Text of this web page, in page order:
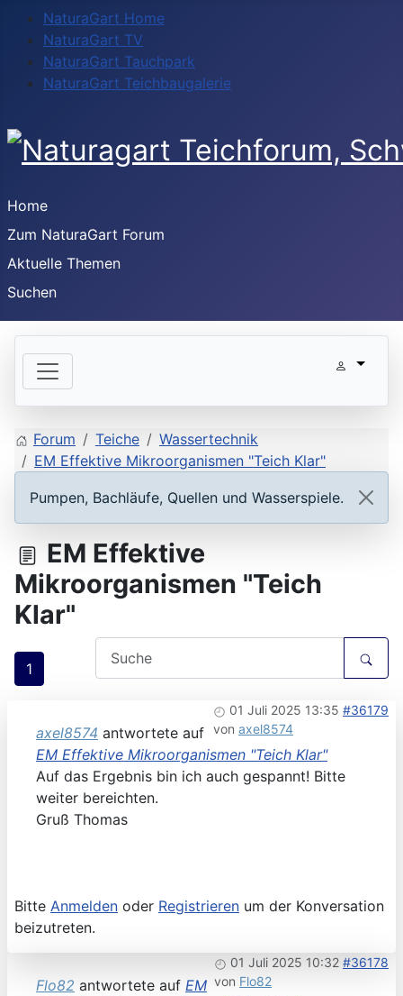
NaturaGart Home
NaturaGart TV
NaturaGart Tauchpark
NaturaGart Teichbaugalerie
Home
Zum NaturaGart Forum
Aktuelle Themen
Suchen
Forum Teiche
Wassertechnik
EM Effektive Mikroorganismen "Teich Klar"
Pumpen, Bachläufe, Quellen und Wasserspiele.
EM Effektive
Mikroorganismen "Teich
Klar"
1
01 Juli 2025 13:35 #36179
von axel8574
axel8574 antwortete auf
EM Effektive Mikroorganismen "Teich Klar"
Auf das Ergebnis bin ich auch gespannt! Bitte
weiter bereichten.
Gruß Thomas
Bitte Anmelden oder Registrieren um der Konversation
beizutreten.
01 Juli 2025 10:32 #36178
von Flo82
Flo82 antwortete auf EM